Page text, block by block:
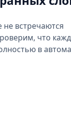
не встречаются
что
в